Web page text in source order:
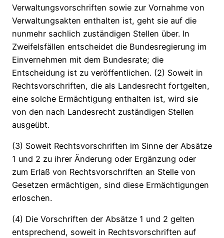
Verwaltungsvorschriften sowie zur Vornahme von
Verwaltungsakten enthalten ist, geht sie auf die
nunmehr sachlich zuständigen Stellen über. In
Zweifelsfällen entscheidet die Bundesregierung im
Einvernehmen mit dem Bundesrate; die
Entscheidung ist zu veröffentlichen. (2) Soweit in
Rechtsvorschriften, die als Landesrecht fortgelten,
eine solche Ermächtigung enthalten ist, wird sie
von den nach Landesrecht zuständigen Stellen
ausgeübt.
(3) Soweit Rechtsvorschriften im Sinne der Absätze
1 und 2 zu ihrer Änderung oder Ergänzung oder
zum Erlaß von Rechtsvorschriften an Stelle von
Gesetzen ermächtigen, sind diese Ermächtigungen
erloschen.
(4) Die Vorschriften der Absätze 1 und 2 gelten
entsprechend, soweit in Rechtsvorschriften auf